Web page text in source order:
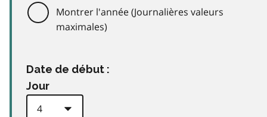
Montrer l'année (Journalières valeurs
maximales)
Date de début :
Jour